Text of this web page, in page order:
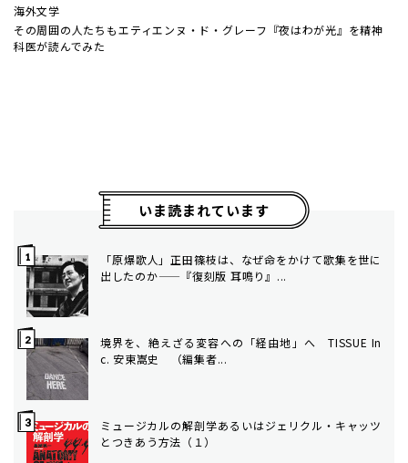
海外文学
その周囲の人たちも――エティエンヌ・ド・グレーフ『夜はわが光』を精神
科医が読んでみた
いま読まれています
「原爆歌人」正田篠枝は、なぜ命をかけて歌集を世に
出したのか——『復刻版 耳鳴り』...
境界を、絶えざる変容への「経由地」へ TISSUE In
c. 安東嵩史 （編集者...
ミュージカルの解剖学――あるいはジェリクル・キャッツ
とつきあう方法（１）